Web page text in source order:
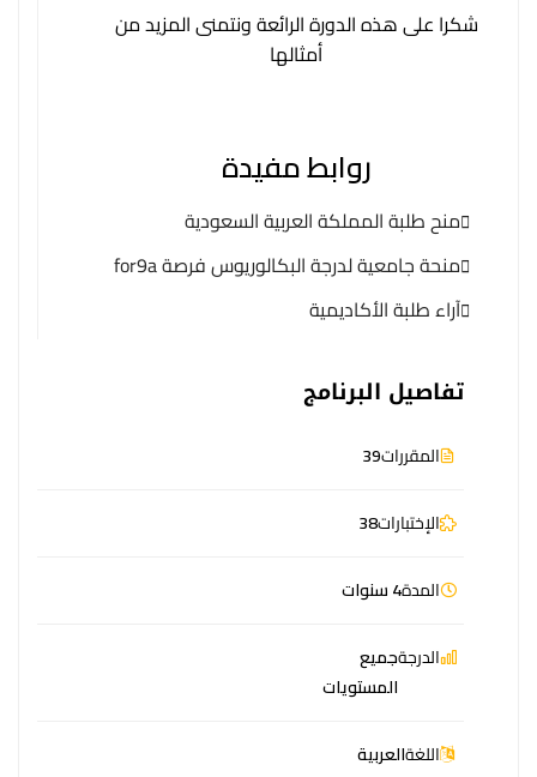
شكرا على هذه الدورة الرائعة ونتمنى المزيد من
أمثالها
روابط مفيدة
منح طلبة المملكة العربية السعودية
منحة جامعية لدرجة البكالوريوس فرصة for9a
آراء طلبة الأكاديمية
تفاصيل البرنامج
المقررات39
الإختبارات38
المدة4 سنوات
الدرجةجميع
المستويات
اللغةالعربية